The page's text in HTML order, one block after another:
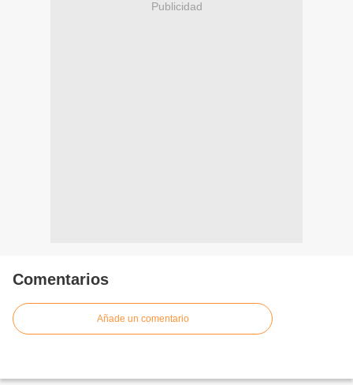
Publicidad
Comentarios
Añade un comentario